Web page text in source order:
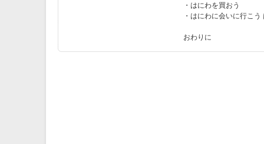
・はにわを買おう
・はにわに会いに行こ
おわりに